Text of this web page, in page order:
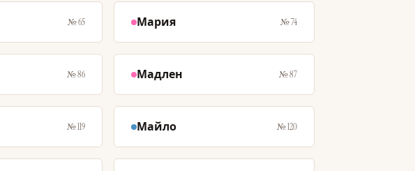
№ 65 Мария № 74
№ 86 Мадлен № 87
№ 119 Майло № 120